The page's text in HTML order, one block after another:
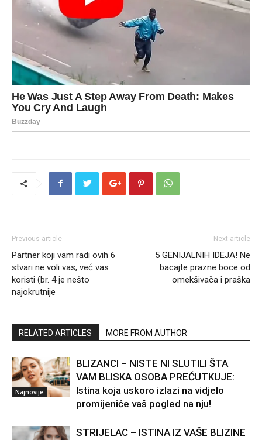
Previous article
Partner koji vam radi ovih 6
stvari ne voli vas, već vas
koristi (br. 4 je nešto
najokrutnije
Next article
5 GENIJALNIH IDEJA! Ne
bacajte prazne boce od
omekšivača i praška
RELATED ARTICLES MORE FROM AUTHOR
Najnovije
BLIZANCI – NISTE NI SLUTILI ŠTA
VAM BLISKA OSOBA PREĆUTKUJE:
Istina koja uskoro izlazi na vidjelo
promijeniće vaš pogled na nju!
STRIJELAC – ISTINA IZ VAŠE BLIZINE